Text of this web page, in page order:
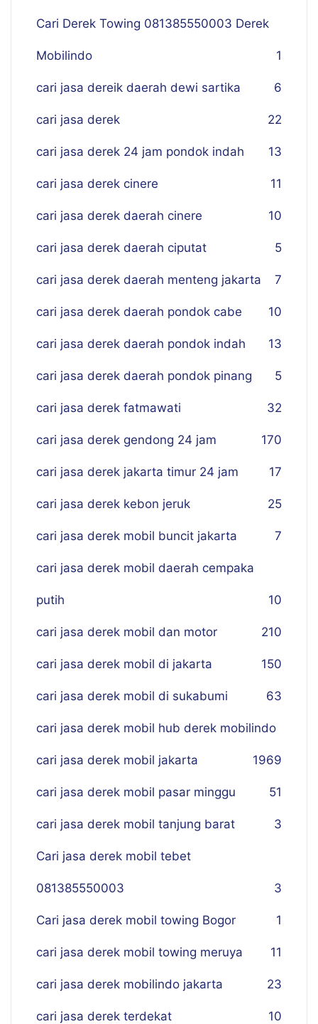
Cari Derek Towing 081385550003 Derek
Mobilindo 1
cari jasa dereik daerah dewi sartika 6
cari jasa derek 22
cari jasa derek 24 jam pondok indah 13
cari jasa derek cinere 11
cari jasa derek daerah cinere 10
cari jasa derek daerah ciputat 5
cari jasa derek daerah menteng jakarta 7
cari jasa derek daerah pondok cabe 10
cari jasa derek daerah pondok indah 13
cari jasa derek daerah pondok pinang 5
cari jasa derek fatmawati 32
cari jasa derek gendong 24 jam 170
cari jasa derek jakarta timur 24 jam 17
cari jasa derek kebon jeruk 25
cari jasa derek mobil buncit jakarta 7
cari jasa derek mobil daerah cempaka
putih 10
cari jasa derek mobil dan motor 210
cari jasa derek mobil di jakarta 150
cari jasa derek mobil di sukabumi 63
cari jasa derek mobil hub derek mobilindo
69
cari jasa derek mobil jakarta 19
cari jasa derek mobil pasar minggu 51
cari jasa derek mobil tanjung barat 3
Cari jasa derek mobil tebet
081385550003 3
Cari jasa derek mobil towing Bogor 1
cari jasa derek mobil towing meruya 11
cari jasa derek mobilindo jakarta 23
cari jasa derek terdekat 10